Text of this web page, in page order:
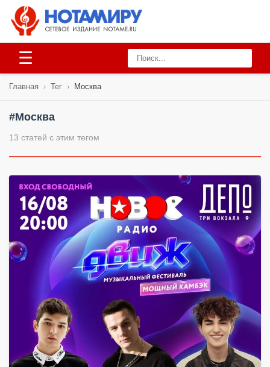
☰
Главная › Тег › Москва
#Москва
13 статей с этим тегом